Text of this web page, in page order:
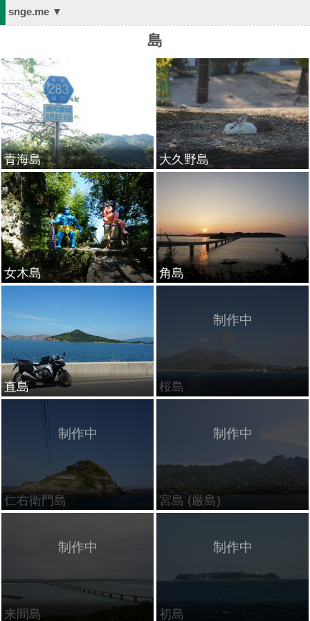
snge.me ▼
島
青海島 大久野島
女木島 角島
直島 桜島
仁右衛門島 宮島 (厳島)
来間島 初島